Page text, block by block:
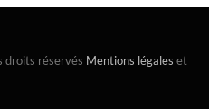
droits réservés Mentions légales et